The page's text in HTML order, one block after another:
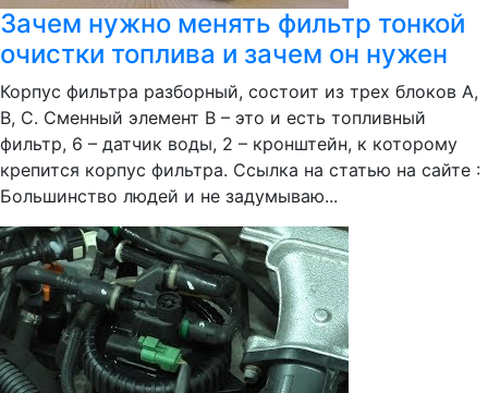
Зачем нужно менять фильтр тонкой
очистки топлива и зачем он нужен
Корпус фильтра разборный, состоит из трех блоков A,
B, C. Сменный элемент B – это и есть топливный
фильтр, 6 – датчик воды, 2 – кронштейн, к которому
крепится корпус фильтра. Ссылка на статью на сайте :
Большинство людей и не задумываю...